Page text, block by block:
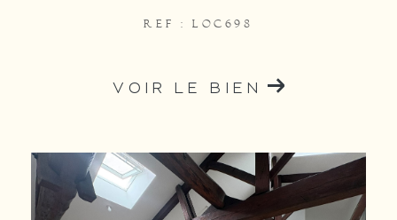
REF : LOC698
VOIR LE BIEN